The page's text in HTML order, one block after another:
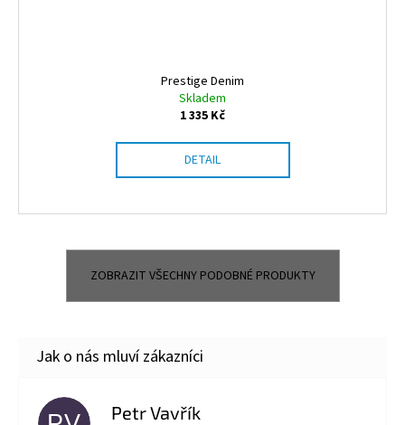
Prestige Denim
Skladem
1 335 Kč
DETAIL
ZOBRAZIT VŠECHNY PODOBNÉ PRODUKTY
Petr Vavřík